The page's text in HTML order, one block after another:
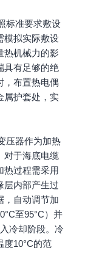
标准要求敷设
模拟实际敷设
热机械力的影
具有足够的绝
，布置热电偶
属护套处，实
压器作为加热
对于海底电缆
热过程需采用
层内部产生过
，自动调节加
至95°C）并
冷却阶段。冷
度10°C的范